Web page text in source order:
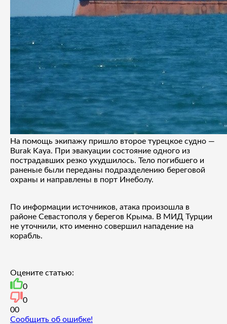
На помощь экипажу пришло второе турецкое судно —
Burak Kaya. При эвакуации состояние одного из
пострадавших резко ухудшилось. Тело погибшего и
раненые были переданы подразделению береговой
охраны и направлены в порт Инеболу.
По информации источников, атака произошла в
районе Севастополя у берегов Крыма. В МИД Турции
не уточнили, кто именно совершил нападение на
корабль.
Оцените статью:
0
0
00
Сообщить об ошибке!